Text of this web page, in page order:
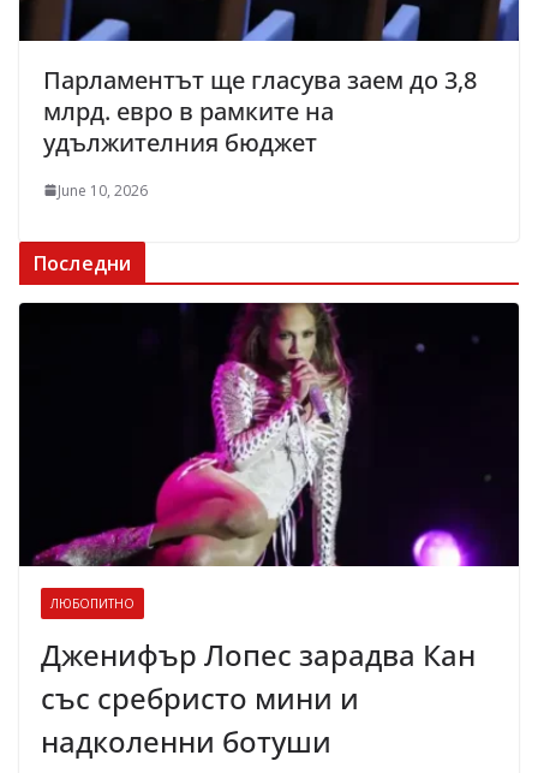
Парламентът ще гласува заем до 3,8
млрд. евро в рамките на
удължителния бюджет
June 10, 2026
Последни
ЛЮБОПИТНО
Дженифър Лопес зарадва Кан
със сребристо мини и
надколенни ботуши